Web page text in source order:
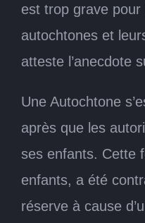
est trop grave
autochtones et
atteste l’anecdote
Une Autochtone
après que les
ses enfants. Cette
enfants, a été
réserve à cause